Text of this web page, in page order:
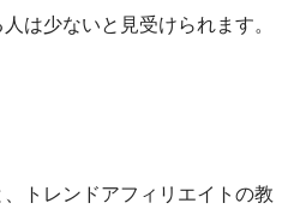
は少ないと見受けられます。
トレンドアフィリエイトの教